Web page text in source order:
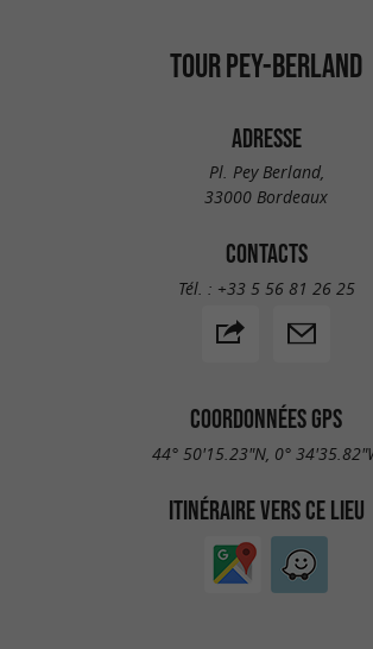
TOUR PEY-BERLAND
ADRESSE
Pl. Pey Berland,
33000 Bordeaux
CONTACTS
Tél. : +33 5 56 81 26 25
COORDONNÉES GPS
44° 50'15.23"N, 0°
ITINÉRAIRE VERS CE LIEU